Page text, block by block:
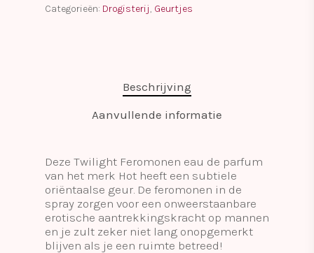
Categorieën: Drogisterij, Geurtjes
Beschrijving
Aanvullende informatie
Deze Twilight Feromonen eau de parfum
van het merk Hot heeft een subtiele
oriëntaalse geur. De feromonen in de
spray zorgen voor een onweerstaanbare
erotische aantrekkingskracht op mannen
en je zult zeker niet lang onopgemerkt
blijven als je een ruimte betreed!